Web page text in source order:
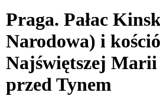
Praga. Pałac
Narodowa) i
Najświętszej
przed Tynem